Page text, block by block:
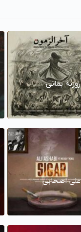
روزبه بمانی
علی اصحابی